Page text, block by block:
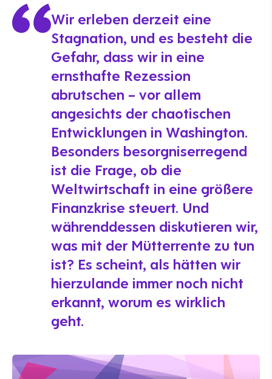
Wir erleben derzeit eine
Stagnation, und es besteht die
Gefahr, dass wir in eine
ernsthafte Rezession
abrutschen – vor allem
angesichts der chaotischen
Entwicklungen in Washington.
Besonders besorgniserregend
ist die Frage, ob die
Weltwirtschaft in eine größere
Finanzkrise steuert. Und
währenddessen diskutieren wir,
was mit der Mütterrente zu tun
ist? Es scheint, als hätten wir
hierzulande immer noch nicht
erkannt, worum es wirklich
geht.